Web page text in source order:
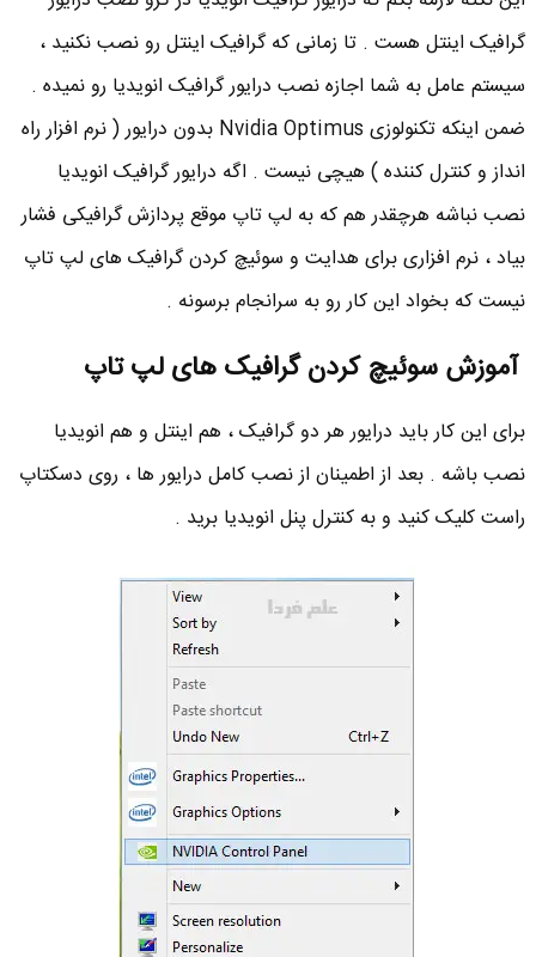
گرافیک اینتل هست . تا زمانی که گرافیک اینتل رو نصب نکنید ،
سیستم عامل به شما اجازه نصب درایور گرافیک انویدیا رو نمیده .
ضمن اینکه تکنولوزی Nvidia Optimus بدون درایور ( نرم افزار راه
انداز و کنترل کننده ) هیچی نیست . اگه درایور گرافیک انویدیا
نصب نباشه هرچقدر هم که به لپ تاپ موقع پردازش گرافیکی فشار
بیاد ، نرم افزاری برای هدایت و سوئیچ کردن گرافیک های لپ تاپ
نیست که بخواد این کار رو به سرانجام برسونه .
آموزش سوئیچ کردن گرافیک های لپ تاپ
برای این کار باید درایور هر دو گرافیک ، هم اینتل و هم انویدیا
نصب باشه . بعد از اطمینان از نصب کامل درایور ها ، روی دسکتاپ
راست کلیک کنید و به کنترل پنل انویدیا برید .